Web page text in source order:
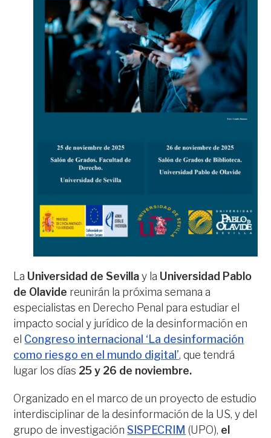
La Universidad de Sevillay la Universidad Pablo
de Olavide reunirán la próxima semana a
especialistas en Derecho Penal para estudiar el
impacto social y jurídico de la desinformación en
el Congreso internacional ‘La desinformación
como riesgo en el mundo digital’, que tendrá
lugar los días 25 y 26 de noviembre.
Organizado en el marco de un proyecto de estudio
interdisciplinar de la desinformación de la US, y del
grupo de investigaciónSISPECRIM (UPO), el